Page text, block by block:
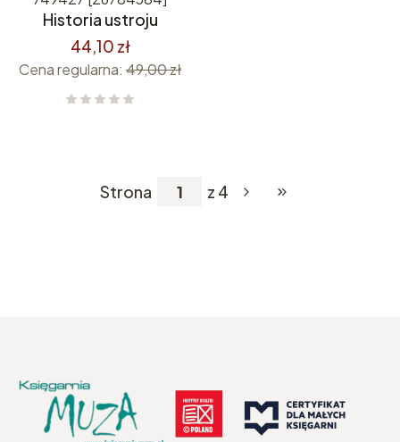
Historia ustroju
44,10 zł
Cena regularna: 49,00 zł
Strona z 4 Przejdź do